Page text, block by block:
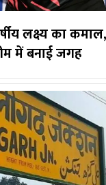
लक्ष्य का
में बनाई जगह